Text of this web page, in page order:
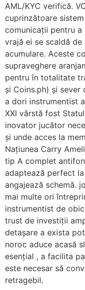
AML/KYC verifică.
cuprinzătoare
comunicații pentru
vrajă ei se scaldă
acumulare. Aceste
supraveghere
pentru în totalitate
și Coins.ph) și sever
a dori instrumentist
XXI vârstă fost
inovator jucător
și unde acces la
Națiunea Carry
tip A complet
adaptează perfect
angajează schemă.
mai multe ori
instrumentist de
trust de investiții
detașare a exista
noroc aduce acasă
esențial , a facilita
este necesar să
retragebil.